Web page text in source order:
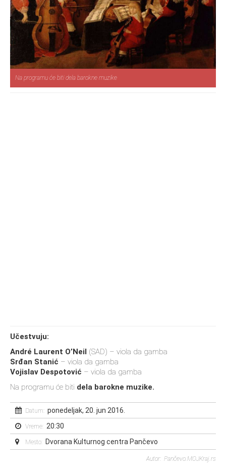
Na programu će biti dela barokne muzike
Učestvuju:
André Laurent O’Neil (SAD) – viola da gamba
Srđan Stanić – viola da gamba
Vojislav Despotović – viola da gamba
Na programu će biti dela barokne muzike.
Datum: ponedeljak, 20. jun 2016.
Vreme: 20:30
Mesto: Dvorana Kulturnog centra Pančevo
Autor: Pančevo.MOJKraj.rs